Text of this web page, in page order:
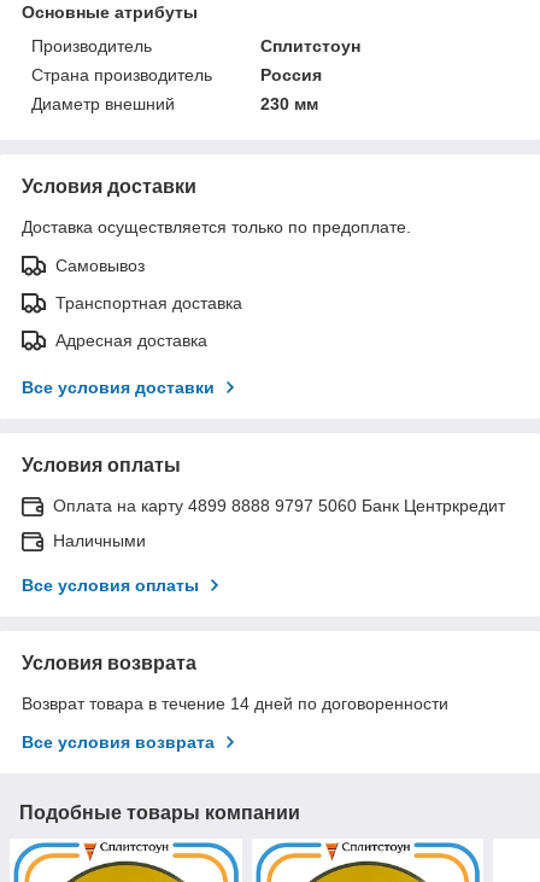
Основные атрибуты
Производитель
Сплитстоун
Страна производитель
Россия
Диаметр внешний
230 мм
Условия доставки
Доставка осуществляется только по предоплате.
Самовывоз
Транспортная доставка
Адресная доставка
Все условия доставки
Условия оплаты
Оплата на карту 4899 8888 9797 5060 Банк Центркредит
Наличными
Все условия оплаты
Условия возврата
Возврат товара в течение 14 дней по договоренности
Все условия возврата
Подобные товары компании